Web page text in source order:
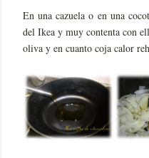
En una cazuela o en una
del Ikea y muy contenta con
oliva y en cuanto coja calor